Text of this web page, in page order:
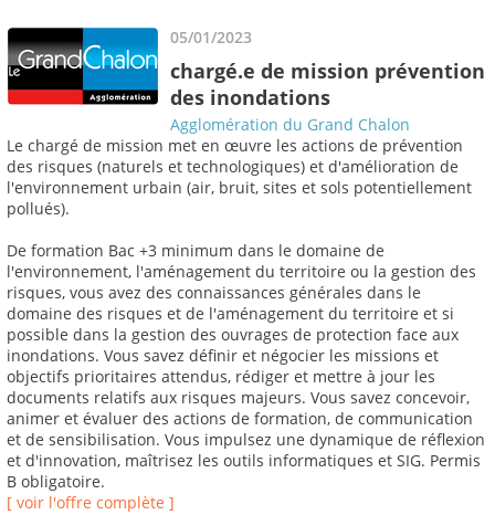
05/01/2023
chargé.e de mission prévention
des inondations
Agglomération du Grand Chalon
Le chargé de mission met en œuvre les actions de prévention
des risques (naturels et technologiques) et d'amélioration de
l'environnement urbain (air, bruit, sites et sols potentiellement
pollués).
De formation Bac +3 minimum dans le domaine de
l'environnement, l'aménagement du territoire ou la gestion des
risques, vous avez des connaissances générales dans le
domaine des risques et de l'aménagement du territoire et si
possible dans la gestion des ouvrages de protection face aux
inondations. Vous savez définir et négocier les missions et
objectifs prioritaires attendus, rédiger et mettre à jour les
documents relatifs aux risques majeurs. Vous savez concevoir,
animer et évaluer des actions de formation, de communication
et de sensibilisation. Vous impulsez une dynamique de réflexion
et d'innovation, maîtrisez les outils informatiques et SIG. Permis
B obligatoire.
[ voir l'offre complète ]